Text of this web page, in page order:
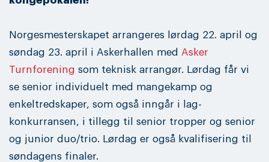
Norgesmesterskapet arrangeres lørdag 22. april og
søndag 23. april i Askerhallen med Asker
Turnforening som teknisk arrangør. Lørdag får vi
se senior individuelt med mangekamp og
enkeltredskaper, som også inngår i lag-
konkurransen, i tillegg til senior tropper og senior
og junior duo/trio. Lørdag er også kvalifisering til
søndagens finaler.